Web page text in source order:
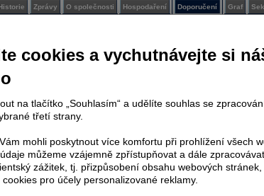
Zprávy O společnosti Hospodaření Doporučení Graf
je součástí placeného informačního zdroje Patria Plus nebo Investor Plus.
cookies a vychutnávejte si
na tlačítko „Souhlasím“ a udělíte souhlas se
třetí strany.
mohli poskytnout více komfortu při prohlížení všech
můžeme vzájemně zpřístupňovat a dále
zážitek, tj. přizpůsobení obsahu webových
pro účely personalizované reklamy.